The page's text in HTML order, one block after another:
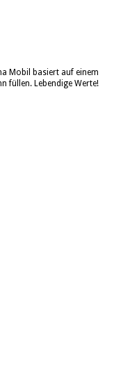
Mobil basiert auf einem
füllen. Lebendige Werte!